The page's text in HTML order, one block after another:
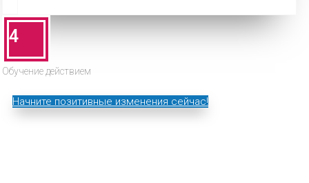
4
Обучение действием
Начните позитивные изменения сейчас!